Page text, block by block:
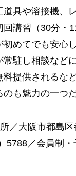
具や溶接機、
回講習（30分・
初めてでも安心
常駐し相談など
料提供されるな
も魅力の一つだ
／大阪市都島
5788／会員制・